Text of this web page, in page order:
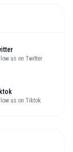
us on Twitter
us on Tiktok